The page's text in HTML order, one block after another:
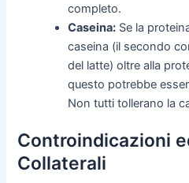
completo.
Caseina: Se la
caseina (il secondo
del latte) oltre alla
questo potrebbe
Non tutti tollerano la
Controindicazioni
Collaterali